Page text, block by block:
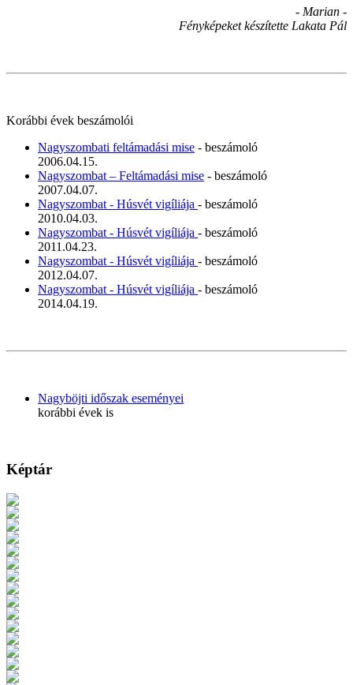
- Marian -
Fényképeket készítette Lakata Pál
Korábbi évek beszámolói
Nagyszombati feltámadási mise - beszámoló
2006.04.15.
Nagyszombat – Feltámadási mise - beszámoló
2007.04.07.
Nagyszombat - Húsvét vigíliája - beszámoló
2010.04.03.
Nagyszombat - Húsvét vigíliája - beszámoló
2011.04.23.
Nagyszombat - Húsvét vigíliája - beszámoló
2012.04.07.
Nagyszombat - Húsvét vigíliája - beszámoló
2014.04.19.
Nagyböjti időszak eseményei
korábbi évek is
Képtár